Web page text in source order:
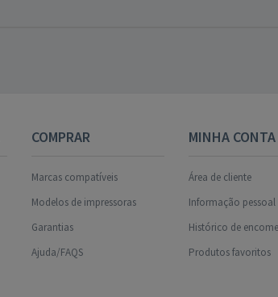
COMPRAR
Marcas compatíveis
Modelos de impressoras
Garantias
Ajuda/FAQS
MINHA CONTA
Área de cliente
Informação pessoal
Histórico de
Produtos favoritos